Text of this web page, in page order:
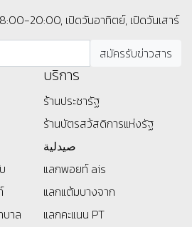
20:00, เปิดวันอาทิตย์, เปิดวันเสาร์
าล
บริการ
ร้านประชารัฐ
ร้านบัตรสว้สดิการแห่งรัฐ
صيدلية
แลกพอยท์ ais
แลกแต้มบางจาก
แลกคะแนน PT